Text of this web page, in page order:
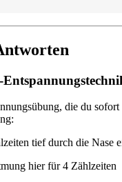
die du
tief durch die Nase
hier für 4 Zählzeiten